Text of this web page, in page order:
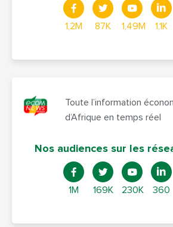
1,2M 87K 1,49M 1,1K
Toute l’information
d’Afrique en temps réel
Nos audiences sur les
1M 169K 230K 360